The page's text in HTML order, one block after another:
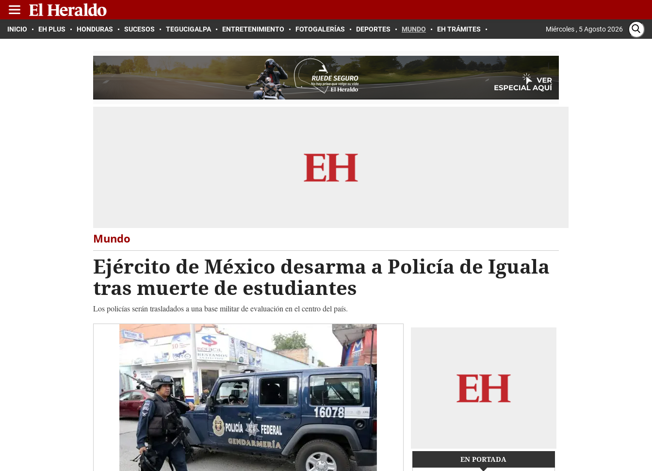
INICIO EH PLUS HONDURAS SUCESOS TEGUCIGALPA ENTRETENIMIENTO FOTOGALERÍAS DEPORTES MUNDO EH TRÁMITES Miércoles , 5 Agosto 2026
Mundo
Ejército de México desarma a Policía de Iguala
tras muerte de estudiantes
Los policías serán trasladados a una base militar de evaluación en el centro del país.
EN PORTADA